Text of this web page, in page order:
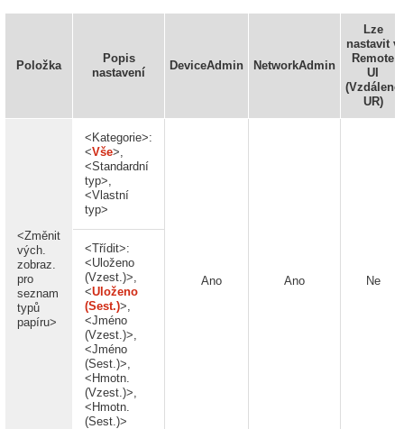
Položka
Popis
nastavení
DeviceAdmin NetworkAdmin
Lze
nastavit v
Remote
UI
(Vzdálené
UR)
<Změnit
vých.
zobraz.
pro
seznam
typů
papíru>
<Kategorie>:
<Vše>,
<Standardní
typ>,
<Vlastní
typ>
Ano Ano Ne
<Třídit>:
<Uloženo
(Vzest.)>,
<Uloženo
(Sest.)>,
<Jméno
(Vzest.)>,
<Jméno
(Sest.)>,
<Hmotn.
(Vzest.)>,
<Hmotn.
(Sest.)>